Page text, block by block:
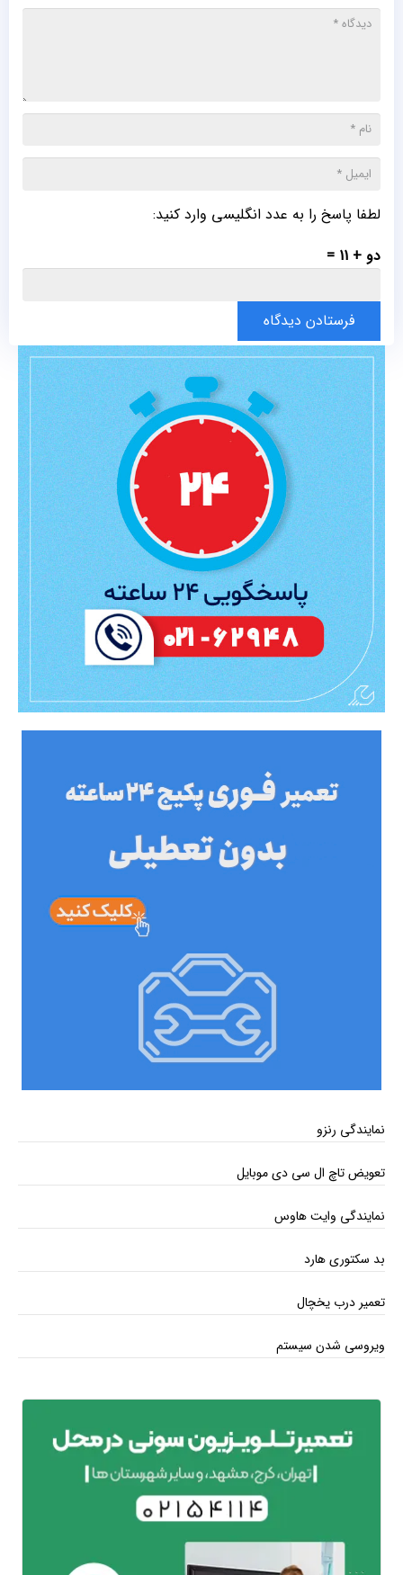
لطفا پاسخ را به عدد انگلیسی وارد کنید:
دو + 11 =
فرستادن دیدگاه
نمایندگی رنزو
تعویض تاچ ال سی دی موبایل
نمایندگی وایت هاوس
بد سکتوری هارد
تعمیر درب یخچال
ویروسی شدن سیستم